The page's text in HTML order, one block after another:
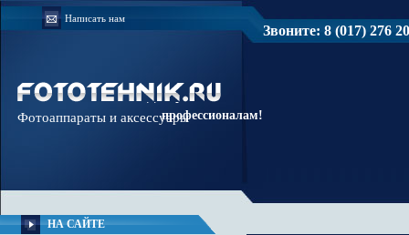
Написать нам
Звоните: 8 (017) 276
Доверяйте
профессионалам!
Фотоаппараты и аксессуары
НА САЙТЕ